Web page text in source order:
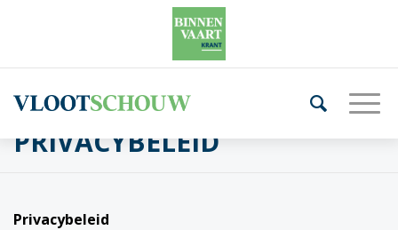
PRIVACYBELEID
Privacybeleid